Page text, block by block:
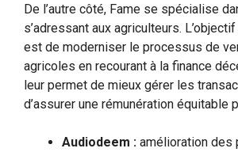
De l’autre côté, Fame se spécialise
s’adressant aux agriculteurs.
est de moderniser le processus de
agricoles en recourant à la finance
leur permet de mieux gérer les
d’assurer une rémunération équitable
Audiodeem : amélioration des